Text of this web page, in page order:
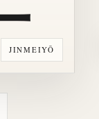
JINMEIYŌ